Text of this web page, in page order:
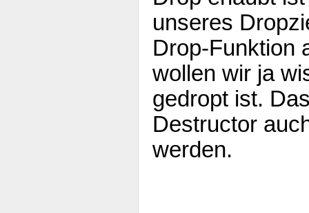
unseres
Drop-Funktion
wollen wir ja
gedropt ist.
Destructor
werden.